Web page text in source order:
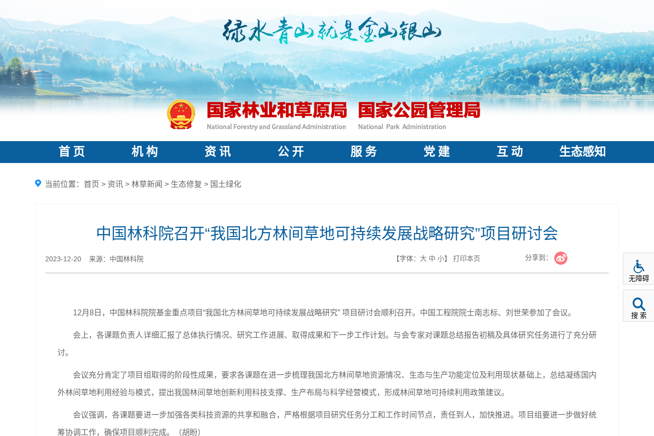
首 页 机 构 资 讯 公 开 服 务 党 建 互 动 生态感知
当前位置： 首页 > 资讯 > 林草新闻 > 生态修复 > 国土绿化
中国林科院召开“我国北方林间草地可持续发展战略研究”项目研讨会
2023-12-20 来源：中国林科院 【字体： 大 中 小】 打印本页 分享到：
12月8日，中国林科院院基金重点项目“我国北方林间草地可持续发展战略研究” 项目研讨会顺利召开。中国工程院院士南志标、刘世荣参加了会议。
会上，各课题负责人详细汇报了总体执行情况、研究工作进展、取得成果和下一步工作计划。与会专家对课题总结报告初稿及具体研究任务进行了充分研
讨。
会议充分肯定了项目组取得的阶段性成果，要求各课题在进一步梳理我国北方林间草地资源情况、生态与生产功能定位及利用现状基础上，总结凝练国内
外林间草地利用经验与模式，提出我国林间草地创新利用科技支撑、生产布局与科学经营模式，形成林间草地可持续利用政策建议。
会议强调，各课题要进一步加强各类科技资源的共享和融合，严格根据项目研究任务分工和工作时间节点，责任到人，加快推进。项目组要进一步做好统
筹协调工作，确保项目顺利完成。（胡盼）
无障碍
搜 索